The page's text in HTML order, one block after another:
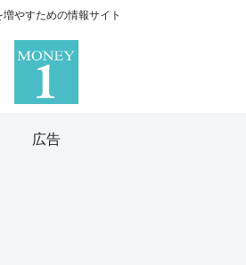
増やすための情報サイト
広告